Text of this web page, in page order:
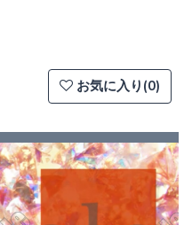
お気に入り(0)